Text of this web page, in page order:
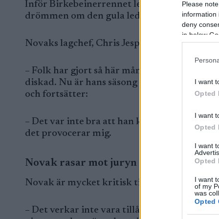
Please
information
deny
in below
I want
Opted
I want
Opted
I want
Opted
I want
of my
was
Opted
Inför Birkebeinerrennet ledde Novak den
drömmen om den gula ledartröjan.
Novaks lagchef, Chris Jespersen, är starkt
– Folk har gjort så här många gånger utan
diskad. Nu är hans säsong förstörd, den
och fortsätter:
– Det var inte bra att han knuffade i
det provocerar mig.
Novak rasar mot juryn
Novak är mycket kritisk till juryns
– Det verkar inte vara tillåtet att visa